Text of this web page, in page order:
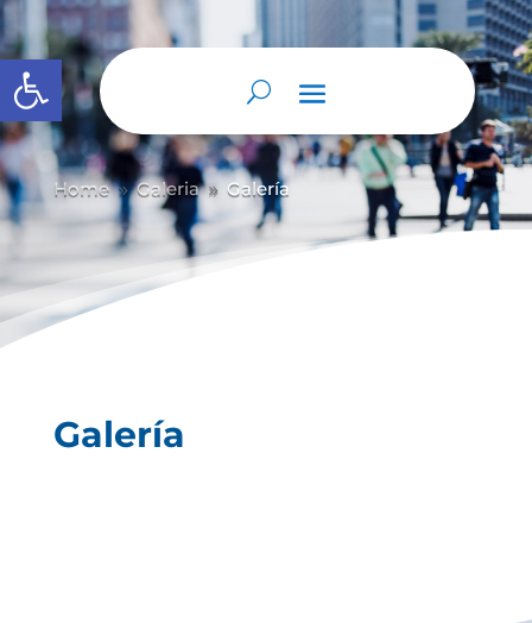
Abrir barra de herramientas
Home 9 Galeria 9 Galería
Galería